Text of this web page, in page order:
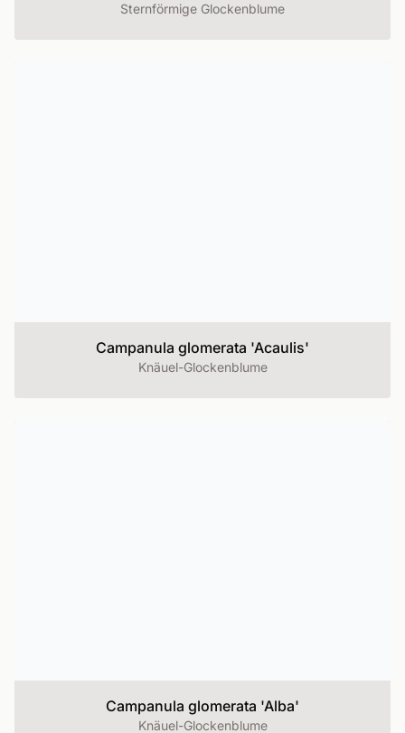
Sternförmige Glockenblume
Campanula glomerata 'Acaulis'
Knäuel-Glockenblume
Campanula glomerata 'Alba'
Knäuel-Glockenblume